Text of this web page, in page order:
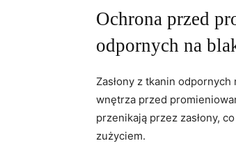
Ochrona przed
odpornych na
Zasłony z tkanin
wnętrza przed
przenikają przez ⁢zasłony,
zużyciem.